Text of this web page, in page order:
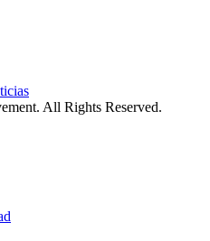
All Rights Reserved.